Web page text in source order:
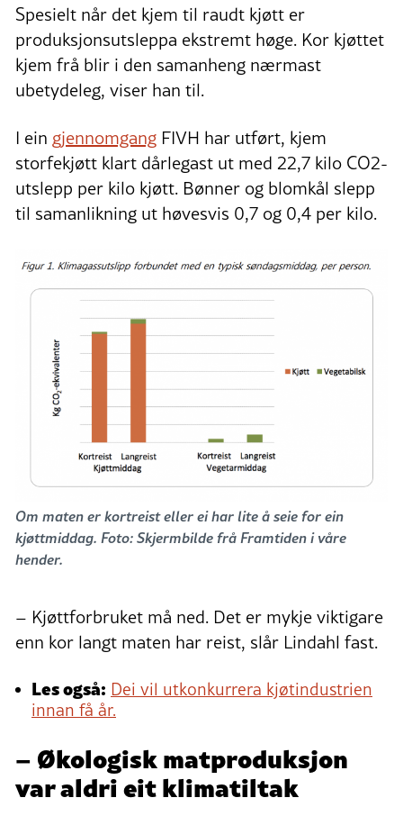
Spesielt når det kjem til raudt kjøtt er
produksjonsutsleppa ekstremt høge. Kor kjøttet
kjem frå blir i den samanheng nærmast
ubetydeleg, viser han til.
I ein gjennomgang FIVH har utført, kjem
storfekjøtt klart dårlegast ut med 22,7 kilo CO2-
utslepp per kilo kjøtt. Bønner og blomkål slepp
til samanlikning ut høvesvis 0,7 og 0,4 per kilo.
Om maten er kortreist eller ei har lite å seie for ein
kjøttmiddag. Foto: Skjermbilde frå Framtiden i våre
hender.
– Kjøttforbruket må ned. Det er mykje viktigare
enn kor langt maten har reist, slår Lindahl fast.
Les også: Dei vil utkonkurrera kjøtindustrien
innan få år.
– Økologisk matproduksjon
var aldri eit klimatiltak